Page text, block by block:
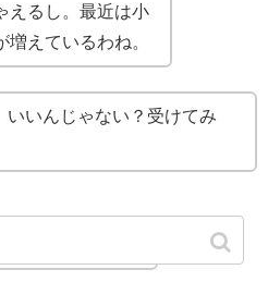
えるし。最近は小
えているわね。
いいんじゃない？受けてみ
が先でしょ！